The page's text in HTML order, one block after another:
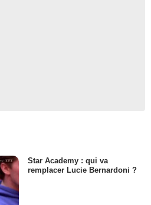
Star Academy : qui va
remplacer Lucie Bernardoni ?